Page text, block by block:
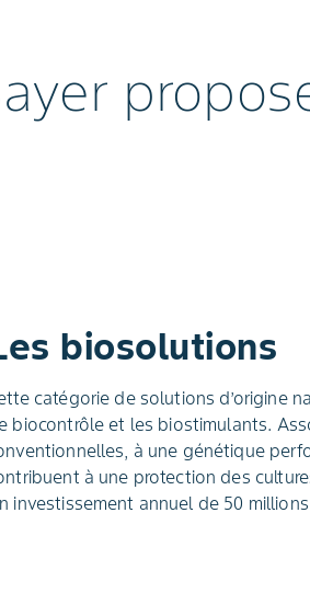
biosolutions
catégorie de solutions d’origine
biocontrôle et les biostimulants.
à une génétique
à une protection des
investissement annuel de 50